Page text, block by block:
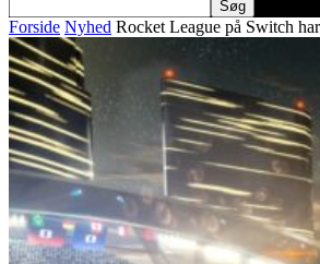
Forside Nyhed Rocket League på Switch